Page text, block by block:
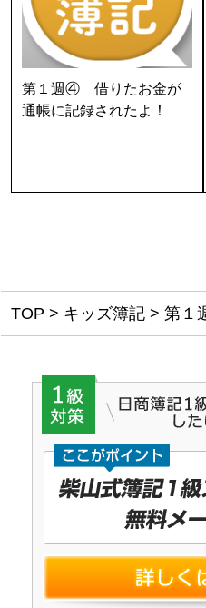
第１週④ 借りたお金が
通帳に記録されたよ！
TOP > キッズ簿記> 第１